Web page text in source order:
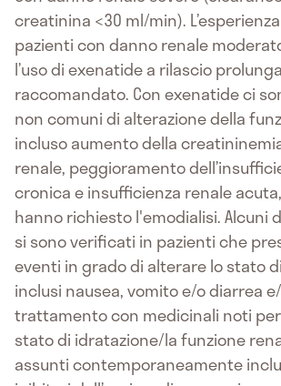
creatinina <30 ml/min).
pazienti con danno renale
l’uso di exenatide a rilascio
raccomandato. Con exenatide ci
non comuni di alterazione della
incluso aumento della
renale, peggioramento
cronica e insufficienza renale
hanno richiesto l'emodialisi. Alcuni
si sono verificati in pazienti che
eventi in grado di alterare lo stato
inclusi nausea, vomito e/o diarrea
trattamento con medicinali noti
stato di idratazione/la funzione
assunti contemporaneamente